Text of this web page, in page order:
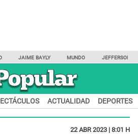
JAIME BAYLY MUNDO JEFFERSON
ACTUALIDAD DEPORTES
22 ABR 2023 | 8:01 H